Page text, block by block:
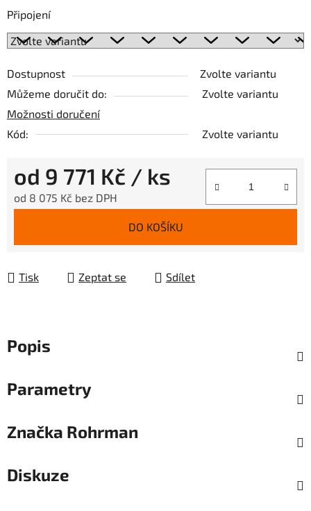
Připojení
Dostupnost
Zvolte variantu
Můžeme doručit do:
Zvolte variantu
Možnosti doručení
Kód:
Zvolte variantu
od 9 771 Kč / ks
od 8 075 Kč bez DPH
DO KOŠÍKU
Tisk Zeptat se Sdílet
Popis
Parametry
Značka Rohrman
Diskuze